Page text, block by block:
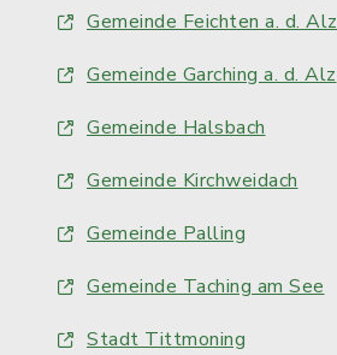
Gemeinde Feichten a. d. Alz
Gemeinde Garching a. d. Alz
Gemeinde Halsbach
Gemeinde Kirchweidach
Gemeinde Palling
Gemeinde Taching am See
Stadt Tittmoning